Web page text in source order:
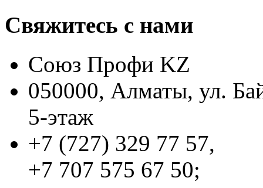
Свяжитесь с нами
Союз Профи KZ
050000, Алматы, ул.
5-этаж
+7 (727) 329 77 57,
+7 707 575 67 50;